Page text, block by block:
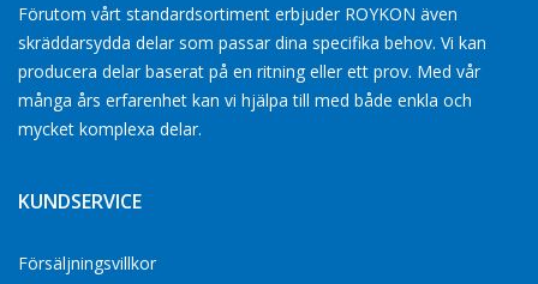
Förutom vårt standardsortiment erbjuder ROYKON även
skräddarsydda delar som passar dina specifika behov. Vi kan
producera delar baserat på en ritning eller ett prov. Med vår
många års erfarenhet kan vi hjälpa till med både enkla och
mycket komplexa delar.
KUNDSERVICE
Försäljningsvillkor